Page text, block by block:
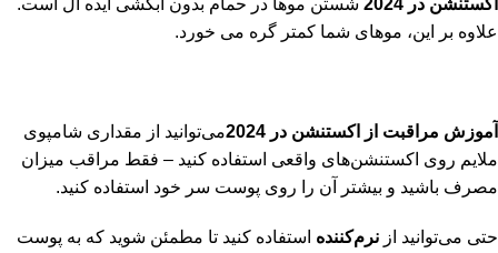
علاوه بر این، موهای شما کمتر گره می خورد.
آموزش مراقبت از اکستنشن در 2024
می‌توانید از مقداری شامپوی
ملایم روی اکستنشن‌های واقعی استفاده کنید – فقط مراقب میزان
مصرف باشید و بیشتر آن را روی پوست سر خود استفاده کنید.
حتی می‌توانید از نرم‌کننده استفاده کنید تا مطمئن شوید که به پوست